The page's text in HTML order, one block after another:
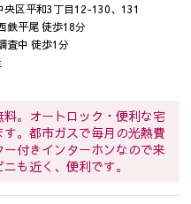
央区平和3丁目12-130、131
鉄平尾 徒歩18分
査中 徒歩1分
。オートロック・便利な宅
。都市ガスで毎月の光熱費
付きインターホンなので来
も近く、便利です。